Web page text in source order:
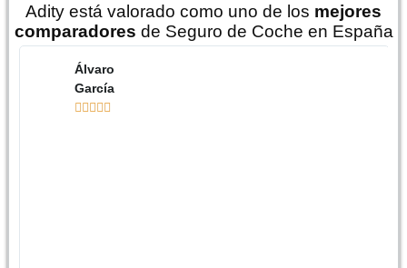
Adity está valorado como uno de los mejores
comparadores de Seguro de Coche en España
Álvaro
García
